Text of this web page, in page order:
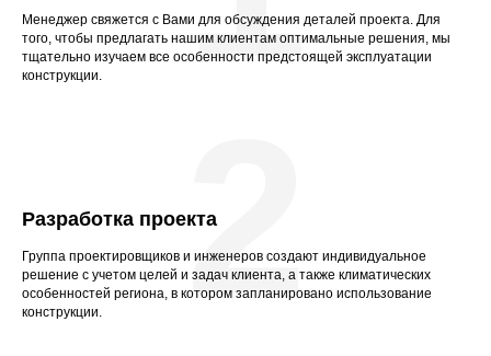
Менеджер свяжется с Вами для обсуждения деталей проекта. Для
того, чтобы предлагать нашим клиентам оптимальные решения, мы
тщательно изучаем все особенности предстоящей эксплуатации
конструкции.
Разработка проекта
Группа проектировщиков и инженеров создают индивидуальное
решение с учетом целей и задач клиента, а также климатических
особенностей региона, в котором запланировано использование
конструкции.
2